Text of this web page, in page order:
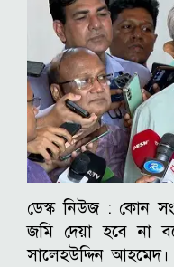
ডেস্ক নিউজ : কোন
জমি দেয়া হবে না
সালেহউদ্দিন